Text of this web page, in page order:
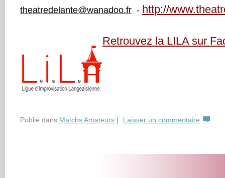
theatredelante@wanadoo.fr - http://
Retrouvez la LILA sur
Publié dans Matchs Amateurs | Laisser un commentaire